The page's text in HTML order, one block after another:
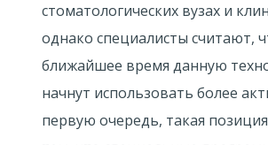
стоматологических вузах и
однако специалисты считают,
ближайшее время данную
начнут использовать более
первую очередь, такая позиция